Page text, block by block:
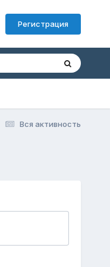
Регистрация
Вся активность